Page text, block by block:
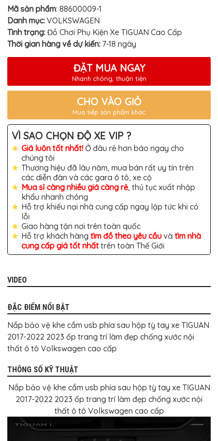
XE
HƠI
MỚI
NHẤT
ĐỒ
CHƠI
CẤP
MÁY
DÁN
DECAL
TÔ
ISUZU
BỌC
GHẾ
DA
TÔ
PHỤ
KIỆN
XE
ĐỒ
XE
ĐẠP
ĐỒ
CÔNG
NGHỆ
KHÁC
Mã sản phẩm: 88600009-1
Danh mục: VOLKSWAGEN
Tình trạng: Đồ Chơi Phụ Kiện Xe TIGUAN Cao Cấp
Thời gian hàng về dự kiến: 7-18 ngày
ĐẶT MUA NGAY
Nhanh chóng, thuận tiện
CHO VÀO GIỎ
Mua tiếp sản phẩm khác
VÌ SAO CHỌN ĐỘ XE VIP ?
Giá luôn tốt nhất! Ở đâu rẻ hơn báo ngay cho
chúng tôi
Thương hiệu đã lâu năm, mua bán rất uy tín trên
các diễn đàn và các gara ô tô, xe cộ
Mua sỉ càng nhiều giá càng rẻ, thủ tục xuất nhập
khẩu nhanh chóng
Hỗ trợ khiếu nại nhà cung cấp ngay lập tức khi có
lỗi
Giao hàng tận nơi trên toàn quốc
Hỗ trợ khách hàng tìm đồ theo yêu cầu và tìm nhà
cung cấp giá tốt nhất trên toàn Thế Giới
VIDEO
ĐẶC ĐIỂM NỔI BẬT
Nắp bảo vệ khe cắm usb phía sau hộp tỳ tay xe TIGUAN
2017-2022 2023 ốp trang trí làm đẹp chống xước nội
thất ô tô Volkswagen cao cấp
THÔNG SỐ KỸ THUẬT
Nắp bảo vệ khe cắm usb phía sau hộp tỳ tay xe TIGUAN
2017-2022 2023 ốp trang trí làm đẹp chống xước nội
thất ô tô Volkswagen cao cấp